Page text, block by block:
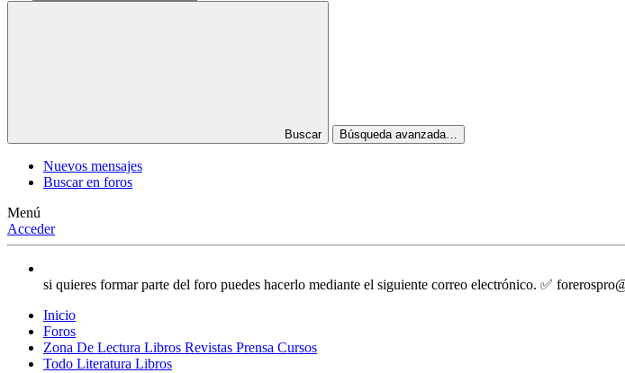
Buscar Búsqueda avanzada…
Nuevos mensajes
Buscar en foros
Menú
Acceder
si quieres formar parte del foro puedes hacerlo mediante el siguiente correo electrónico. ✅
Inicio
Foros
Zona De Lectura Libros Revistas Prensa Cursos
Todo Literatura Libros